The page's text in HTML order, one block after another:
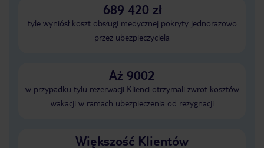
689 420 zł
tyle wyniósł koszt obsługi medycznej pokryty jednorazowo
przez ubezpieczyciela
Aż 9002
w przypadku tylu rezerwacji Klienci otrzymali zwrot kosztów
wakacji w ramach ubezpieczenia od rezygnacji
Większość Klientów